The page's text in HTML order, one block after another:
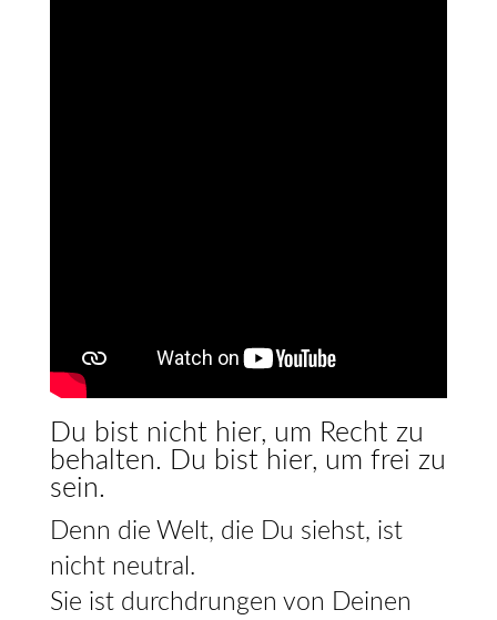
Du bist nicht hier, um Recht zu
behalten. Du bist hier, um frei zu
sein.
Denn die Welt, die Du siehst, ist
nicht neutral.
Sie ist durchdrungen von Deinen